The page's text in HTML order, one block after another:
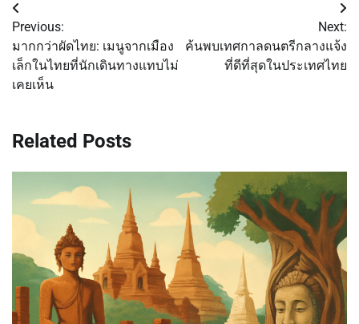
Post
navigation
Previous:
มากกว่าผัดไทย: เมนูจากเมือง
เล็กในไทยที่นักเดินทางแทบไม่
เคยเห็น
Next:
ค้นพบเทศกาลดนตรีกลางแจ้ง
ที่ดีที่สุดในประเทศไทย
Related Posts